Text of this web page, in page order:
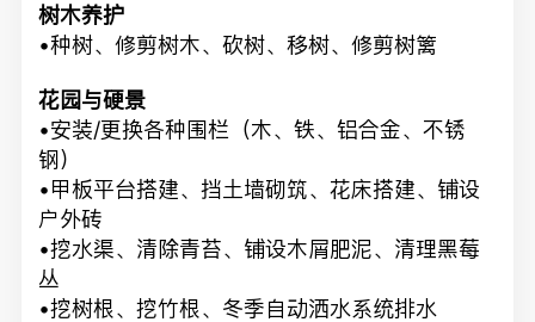
树木养护
•种树、修剪树木、砍树、移树、修剪树篱
花园与硬景
•安装/更换各种围栏（木、铁、铝合金、不锈
钢）
•甲板平台搭建、挡土墙砌筑、花床搭建、铺设
户外砖
•挖水渠、清除青苔、铺设木屑肥泥、清理黑莓
丛
•挖树根、挖竹根、冬季自动洒水系统排水